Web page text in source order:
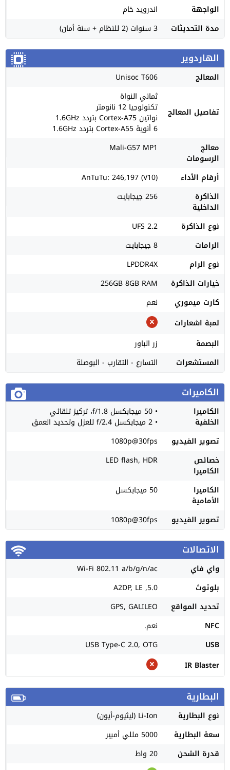
الواجهة
اندرويد خام
مدة التحديثات
3 سنوات (2 للنظام + سنة أمان)
الهاردوير
المعالج Unisoc T606
تفاصيل المعالج
ثماني النواة
تكنولوجيا 12 نانومتر
نواتين Cortex-A75 بتردد 1.6GHz
6 أنوية Cortex-A55 بتردد 1.6GHz
معالج
الرسومات
Mali-G57 MP1
أرقام الأداء
AnTuTu: 246,197 (V10)
الذاكرة
الداخلية
256 جيجابايت
نوع الذاكرة
UFS 2.2
الرامات
8 جيجابايت
نوع الرام
LPDDR4X
خيارات الذاكرة
256GB 8GB RAM
كارت ميموري
نعم
لمبة اشعارات
البصمة
زر الباور
المستشعرات
التسارع - التقارب - البوصلة
الكاميرات
الكاميرا
الخلفية
• 50 ميجابكسل f/1.8، تركيز تلقائي
• 2 ميجابكسل f/2.4 للعزل وتحديد العمق
تصوير الفيديو
1080p@30fps
خصائص
الكاميرا
LED flash, HDR
الكاميرا
الأمامية
50 ميجابكسل
تصوير الفيديو 1080p@30fps
الاتصالات
واي فاي
Wi-Fi 802.11 a/b/g/n/ac
بلوتوث
5.0, A2DP, LE
تحديد المواقع
GPS, GALILEO
NFC
نعم.
USB
USB Type-C 2.0, OTG
IR Blaster
البطارية
نوع البطارية
Li-Ion (ليثيوم-أيون)
سعة البطارية
5000 مللي أمبير
قدرة الشحن
20 واط